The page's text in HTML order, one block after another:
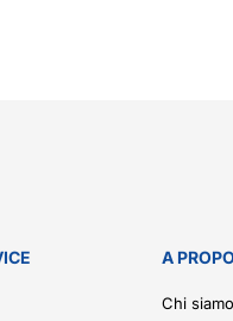
A
Chi siamo